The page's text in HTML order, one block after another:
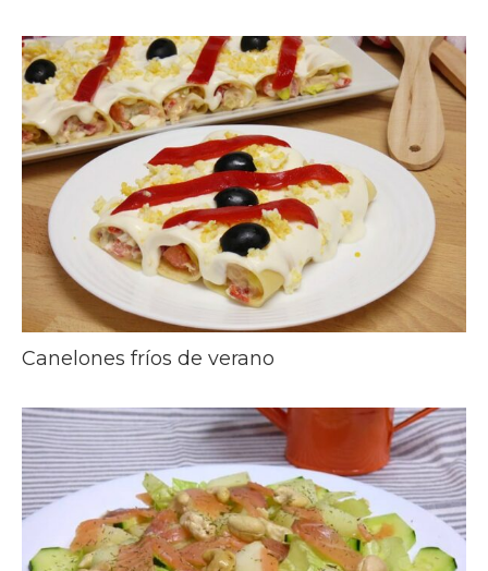
Canelones fríos de verano